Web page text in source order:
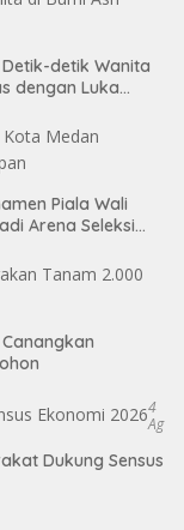
detik Wanita
dengan Luka
Piala Wali
Arena Seleksi
4
Ag
Dukung Sensus